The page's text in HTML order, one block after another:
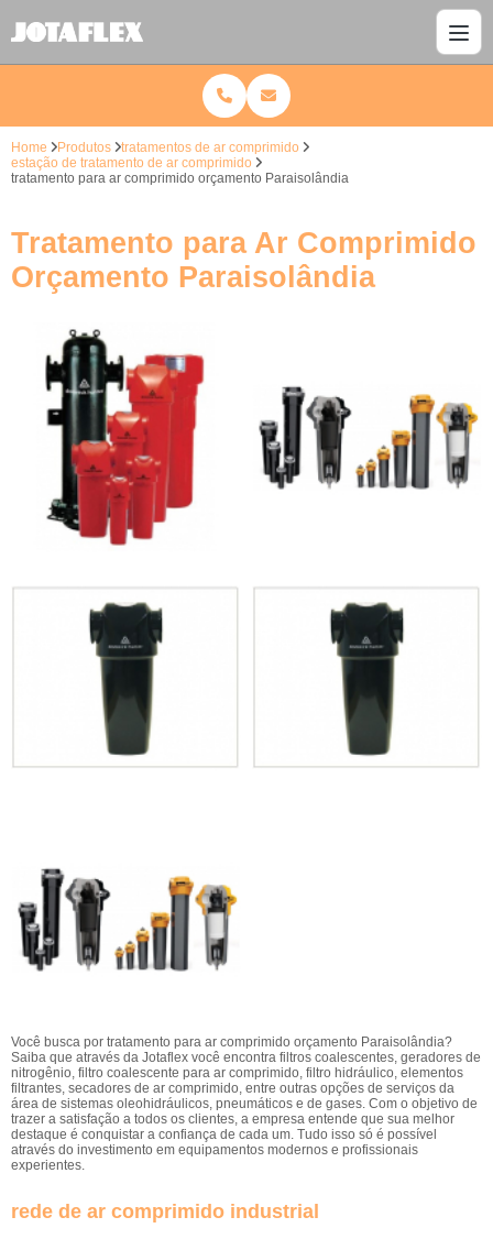
Home Produtos
tratamentos de ar comprimido
estação de tratamento de ar comprimido
tratamento para ar comprimido orçamento Paraisolândia
Tratamento para Ar Comprimido
Orçamento Paraisolândia
Você busca por tratamento para ar comprimido orçamento Paraisolândia?
Saiba que através da Jotaflex você encontra filtros coalescentes, geradores de
nitrogênio, filtro coalescente para ar comprimido, filtro hidráulico, elementos
filtrantes, secadores de ar comprimido, entre outras opções de serviços da
área de sistemas oleohidráulicos, pneumáticos e de gases. Com o objetivo de
trazer a satisfação a todos os clientes, a empresa entende que sua melhor
destaque é conquistar a confiança de cada um. Tudo isso só é possível
através do investimento em equipamentos modernos e profissionais
experientes.
rede de ar comprimido industrial